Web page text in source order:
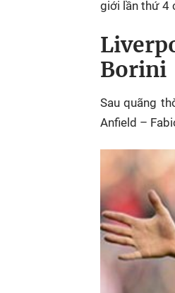
giới lần thứ 4
Borini
Sau quãng
Anfield –